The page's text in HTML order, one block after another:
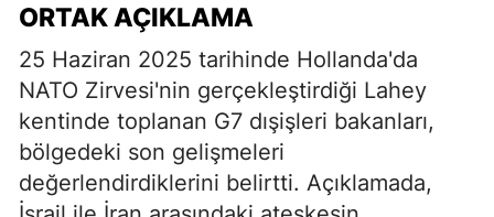
ORTAK AÇIKLAMA
25 Haziran 2025 tarihinde Hollanda'da
NATO Zirvesi'nin gerçekleştirdiği Lahey
kentinde toplanan G7 dışişleri bakanları,
bölgedeki son gelişmeleri
değerlendirdiklerini belirtti. Açıklamada,